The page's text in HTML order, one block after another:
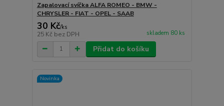
Zapalovací svíčka ALFA ROMEO - BMW -
CHRYSLER - FIAT - OPEL - SAAB
30 Kč/ks
25 Kč bez DPH skladem 80 ks
Přidat do košíku
Novinka